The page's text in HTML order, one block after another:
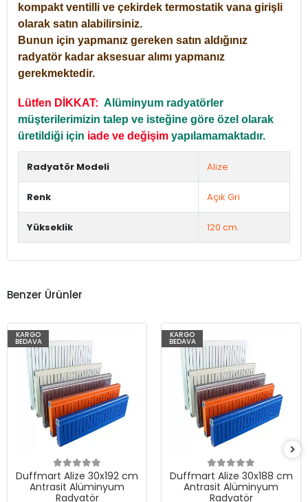
kompakt ventilli ve çekirdek termostatik vana girişli
olarak satın alabilirsiniz.
Bunun için yapmanız gereken satın aldığınız
radyatör kadar aksesuar alımı yapmanız
gerekmektedir.
Lütfen DİKKAT: Alüminyum radyatörler
müşterilerimizin talep ve isteğine göre özel olarak
üretildiği için iade ve değişim yapılamamaktadır.
Radyatör Modeli Alize
Renk Açık Gri
Yükseklik 120 cm.
Benzer Ürünler
KARGO
BEDAVA
Duffmart Alize 30x192 cm
Antrasit Alüminyum
Radyatör
KARGO
BEDAVA
Duffmart Alize 30x188 cm
Antrasit Alüminyum
Radyatör